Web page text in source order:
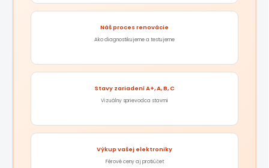
Náš proces renovácie
Ako diagnostikujeme a testujeme
Stavy zariadení A+, A, B, C
Vizuálny sprievodca stavmi
Výkup vašej elektroniky
Férové ceny aj protiúčet